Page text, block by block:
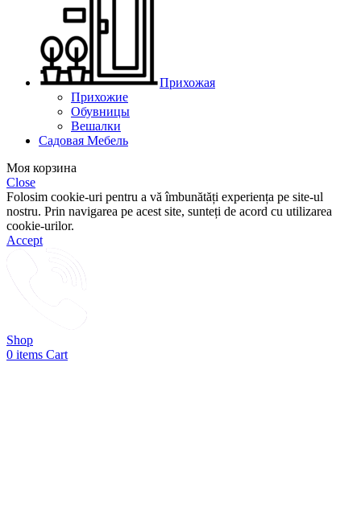
Прихожая
Прихожие
Обувницы
Вешалки
Садовая Мебель
Моя корзина
Close
Folosim cookie-uri pentru a vă îmbunătăți experiența pe site-ul
nostru. Prin navigarea pe acest site, sunteți de acord cu utilizarea
cookie-urilor.
Accept
Shop
0 items Cart